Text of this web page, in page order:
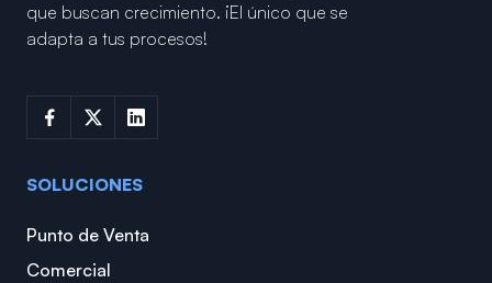
que buscan crecimiento. ¡El único que se
adapta a tus procesos!
SOLUCIONES
Punto de Venta
Comercial